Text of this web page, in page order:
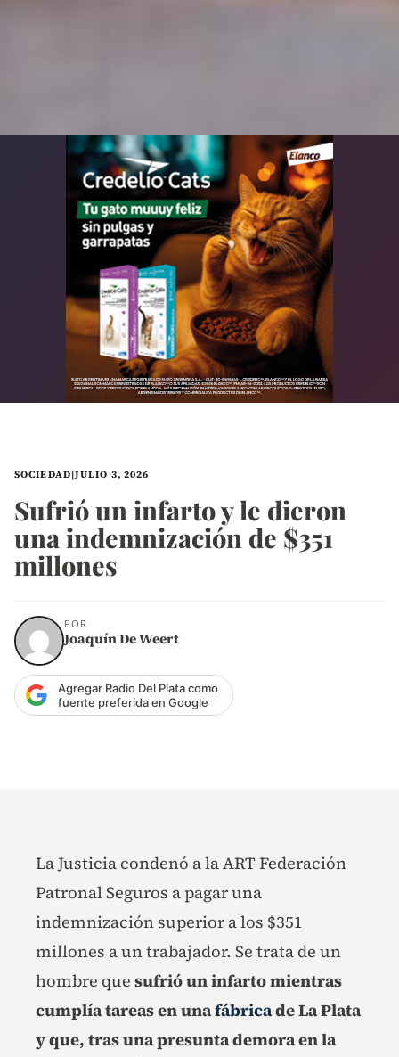
SOCIEDAD|JULIO 3, 2026
Sufrió un infarto y le dieron
una indemnización de $351
millones
POR
Joaquín De Weert
Agregar Radio Del Plata como
fuente preferida en Google
La Justicia condenó a la ART Federación
Patronal Seguros a pagar una
indemnización superior a los $351
millones a un trabajador. Se trata de un
hombre que sufrió un infarto mientras
cumplía tareas en unafábricade La Plata
y que, tras una presunta demora en la